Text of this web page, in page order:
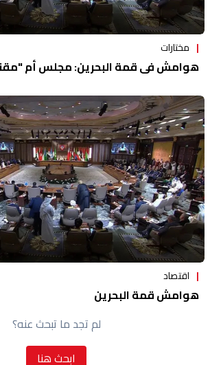
مختارات
هوامش في قمة البحرين: مجلس أم
اقتصاد
هوامش قمة البحرين
لم تجد ما تبحث عنه؟
ابحث هنا